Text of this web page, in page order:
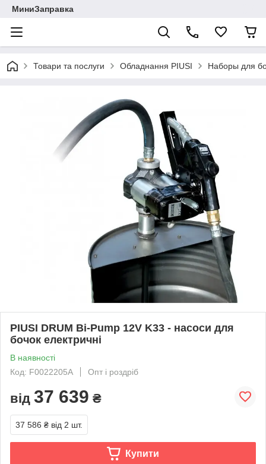
МиниЗаправка
Товари та послуги Обладнання PIUSI Наборы для
PIUSI DRUM Bi-Pump 12V K33 - насоси для
бочок електричні
В наявності
Код: F0022205A
Опт і роздріб
від 37 639 ₴
37 586 ₴ від 2 шт.
Купити